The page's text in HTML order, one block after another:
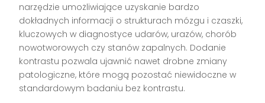
narzędzie umożliwiające uzyskanie bardzo
dokładnych informacji o strukturach mózgu i czaszki,
kluczowych w diagnostyce udarów, urazów, chorób
nowotworowych czy stanów zapalnych. Dodanie
kontrastu pozwala ujawnić nawet drobne zmiany
patologiczne, które mogą pozostać niewidoczne w
standardowym badaniu bez kontrastu.